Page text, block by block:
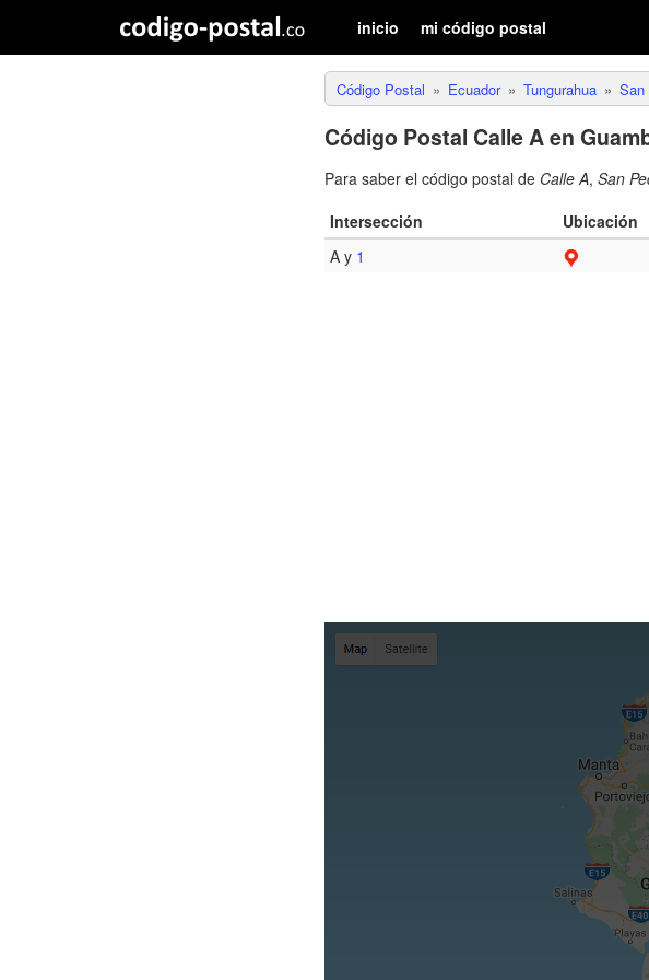
inicio mi código postal
Código Postal Ecuador Tungurahua San
Código Postal Calle A en
Para saber el código postal de Calle A, San
Intersección
Ubicación
A y 1